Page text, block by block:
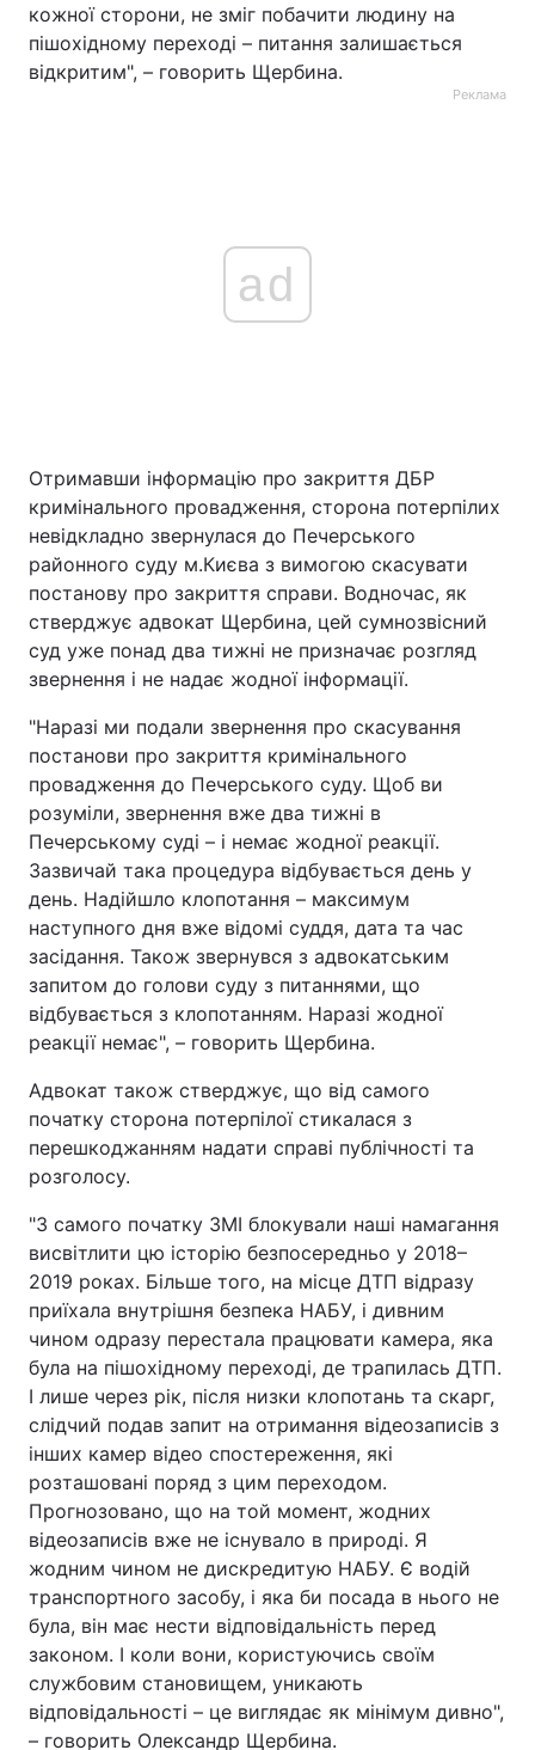
кожної сторони, не зміг побачити людину на
пішохідному переході – питання залишається
відкритим", – говорить Щербина.
Реклама
ad
Отримавши інформацію про закриття ДБР
кримінального провадження, сторона потерпілих
невідкладно звернулася до Печерського
районного суду м.Києва з вимогою скасувати
постанову про закриття справи. Водночас, як
стверджує адвокат Щербина, цей сумнозвісний
суд уже понад два тижні не призначає розгляд
звернення і не надає жодної інформації.
"Наразі ми подали звернення про скасування
постанови про закриття кримінального
провадження до Печерського суду. Щоб ви
розуміли, звернення вже два тижні в
Печерському суді – і немає жодної реакції.
Зазвичай така процедура відбувається день у
день. Надійшло клопотання – максимум
наступного дня вже відомі суддя, дата та час
засідання. Також звернувся з адвокатським
запитом до голови суду з питаннями, що
відбувається з клопотанням. Наразі жодної
реакції немає", – говорить Щербина.
Адвокат також стверджує, що від самого
початку сторона потерпілої стикалася з
перешкоджанням надати справі публічності та
розголосу.
"З самого початку ЗМІ блокували наші намагання
висвітлити цю історію безпосередньо у 2018–
2019 роках. Більше того, на місце ДТП відразу
приїхала внутрішня безпека НАБУ, і дивним
чином одразу перестала працювати камера, яка
була на пішохідному переході, де трапилась ДТП.
І лише через рік, після низки клопотань та скарг,
слідчий подав запит на отримання відеозаписів з
інших камер відео спостереження, які
розташовані поряд з цим переходом.
Прогнозовано, що на той момент, жодних
відеозаписів вже не існувало в природі. Я
жодним чином не дискредитую НАБУ. Є водій
транспортного засобу, і яка би посада в нього не
була, він має нести відповідальність перед
законом. І коли вони, користуючись своїм
службовим становищем, уникають
відповідальності – це виглядає як мінімум дивно",
– говорить Олександр Щербина.